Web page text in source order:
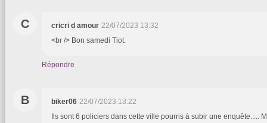
C cricri d amour 22/07/2023 13:32
<br /> Bon samedi Tiot.
Répondre
B biker06 22/07/2023 13:22
Ils sont 6 policiers dans cette ville pourris à subir une enquête.....